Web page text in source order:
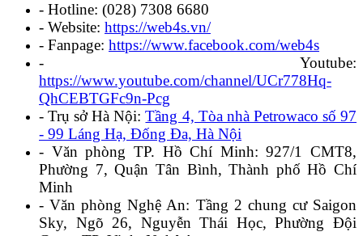
- Hotline: (028) 7308 6680
- Website: https://web4s.vn/
- Fanpage: https://www.facebook.com/web4s
- Youtube:
https://www.youtube.com/channel/UCr778Hq-
QhCEBTGFc9n-Pcg
- Trụ sở Hà Nội:Tầng 4, Tòa nhà Petrowaco số 97
- 99 Láng Hạ, Đống Đa, Hà Nội
- Văn phòng TP. Hồ Chí Minh: 927/1 CMT8,
Phường 7, Quận Tân Bình, Thành phố Hồ Chí
Minh
- Văn phòng Nghệ An: Tầng 2 chung cư Saigon
Sky, Ngõ 26, Nguyễn Thái Học, Phường Đội